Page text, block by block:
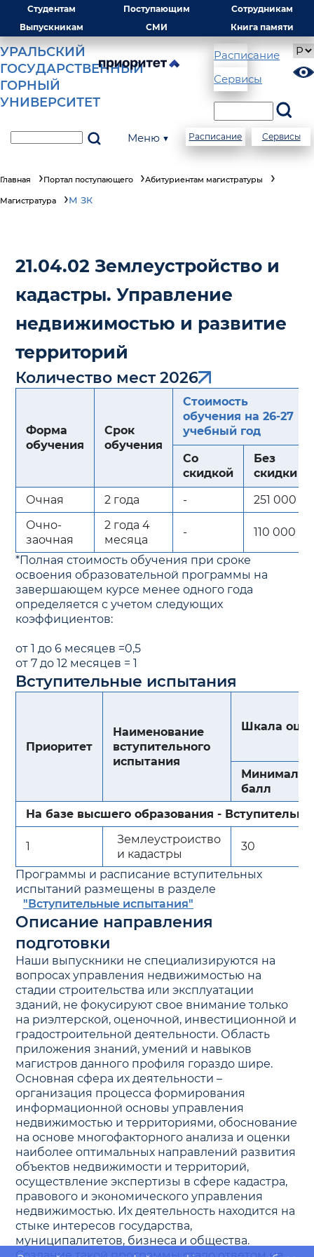
Студентам Поступающим
Сотрудникам
Выпускникам
СМИ Книга памяти
УРАЛЬСКИЙ
ГОСУДАРСТВЕННЫЙ
ГОРНЫЙ
УНИВЕРСИТЕТ
Расписание
Сервисы
Меню ▼ Расписание Сервисы
Главная Портал поступающего Абитуриентам магистратуры
Магистратура М ЗК
21.04.02 Землеустройство и
кадастры. Управление
недвижимостью и развитие
территорий
Количество мест 2026
Форма
обучения
Срок
обучения
Стоимость
обучения на 26-27
учебный год
Со
скидкой
Без
скидки
Очная
2 года -
251 000
Очно-
заочная
2 года 4
месяца
- 110 000
*Полная стоимость обучения при сроке
освоения образовательной программы на
завершающем курсе менее одного года
определяется с учетом следующих
коэффициентов:
от 1 до 6 месяцев =0,5
от 7 до 12 месяцев = 1
Вступительные испытания
Приоритет
Наименование
вступительного
испытания
Шкала
балл
На базе высшего образования -
1
Землеустроиство
и кадастры
30
Программы и расписание вступительных
испытаний размещены в разделе
"Вступительные испытания"
Описание направления
подготовки
Наши выпускники не специализируются на
вопросах управления недвижимостью на
стадии строительства или эксплуатации
зданий, не фокусируют свое внимание только
на риэлтерской, оценочной, инвестиционной и
градостроительной деятельности. Область
приложения знаний, умений и навыков
магистров данного профиля гораздо шире.
Основная сфера их деятельности –
организация процесса формирования
информационной основы управления
недвижимостью и территориями, обоснование
на основе многофакторного анализа и оценки
наиболее оптимальных направлений развития
объектов недвижимости и территорий,
осуществление экспертизы в сфере кадастра,
правового и экономического управления
недвижимостью. Их деятельность находится на
стыке интересов государства,
муниципалитетов, бизнеса и общества.